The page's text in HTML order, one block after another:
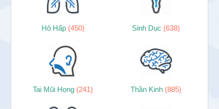
Hô Hấp (450) Sinh Dục (638)
Tai Mũi Họng (241) Thần Kinh (885)